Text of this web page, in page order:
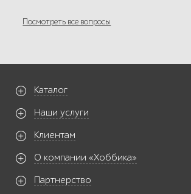
Посмотреть все вопросы
Каталог
Наши услуги
Клиентам
О компании «Хоббика»
Партнерство